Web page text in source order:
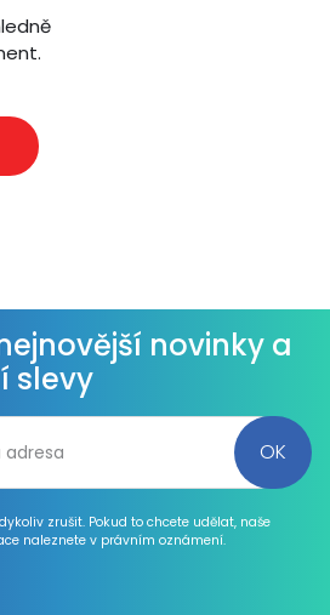
novinky a
slevy
zrušit. Pokud to chcete udělat, naše
naleznete v právním oznámení.